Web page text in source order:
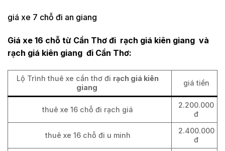
giá xe 7 chỗ đi an giang
Giá xe 16 chỗ từ Cần Thơ đi rạch giá kiên giang và
rạch giá kiên giang đi Cần Thơ:
Lộ Trình thuê xe cần thơ đi rạch giá kiên
giang
giá tiền
thuê xe 16 chỗ đi rạch giá
2.200.000
đ
thuê xe 16 chỗ đi u minh
2.400.000
đ